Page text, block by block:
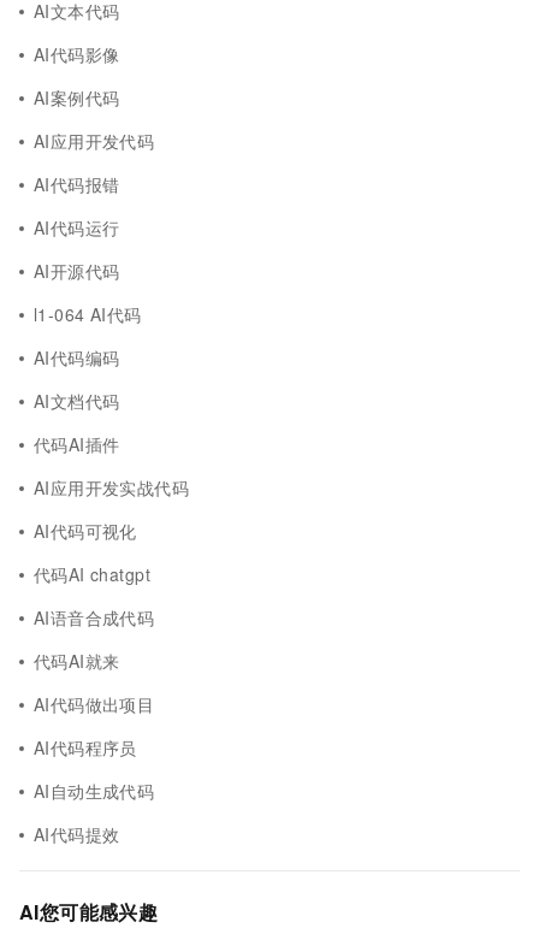
AI文本代码
AI代码影像
AI案例代码
AI应用开发代码
AI代码报错
AI代码运行
AI开源代码
l1-064 AI代码
AI代码编码
AI文档代码
代码AI插件
AI应用开发实战代码
AI代码可视化
代码AI chatgpt
AI语音合成代码
代码AI就来
AI代码做出项目
AI代码程序员
AI自动生成代码
AI代码提效
AI您可能感兴趣